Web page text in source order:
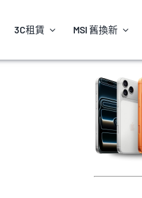
3C租賃 MSI 舊換新